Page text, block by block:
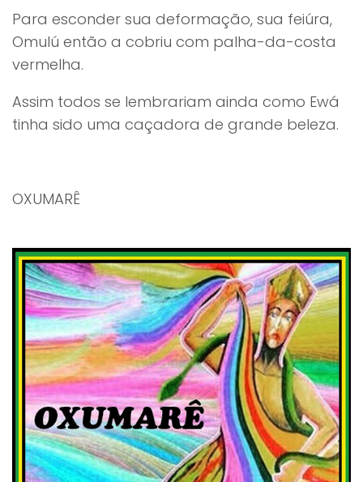
Para esconder sua deformação, sua feiúra,
Omulú então a cobriu com palha-da-costa
vermelha.
Assim todos se lembrariam ainda como Ewá
tinha sido uma caçadora de grande beleza.
OXUMARÊ